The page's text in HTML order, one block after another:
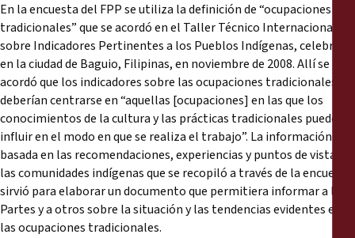
En la encuesta del FPP se utiliza la definición de “ocupaciones
tradicionales” que se acordó en el Taller Técnico Internacional
sobre Indicadores Pertinentes a los Pueblos Indígenas, celebrado
en la ciudad de Baguio, Filipinas, en noviembre de 2008. Allí se
acordó que los indicadores sobre las ocupaciones tradicionales
deberían centrarse en “aquellas [ocupaciones] en las que los
conocimientos de la cultura y las prácticas tradicionales pueden
influir en el modo en que se realiza el trabajo”. La información
basada en las recomendaciones, experiencias y puntos de vista de
las comunidades indígenas que se recopiló a través de la encuesta
sirvió para elaborar un documento que permitiera informar a las
Partes y a otros sobre la situación y las tendencias evidentes en
las ocupaciones tradicionales.